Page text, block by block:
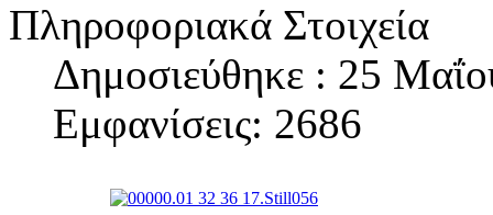
Πληροφοριακά Στοιχεία
Δημοσιεύθηκε : 25
Εμφανίσεις: 2686